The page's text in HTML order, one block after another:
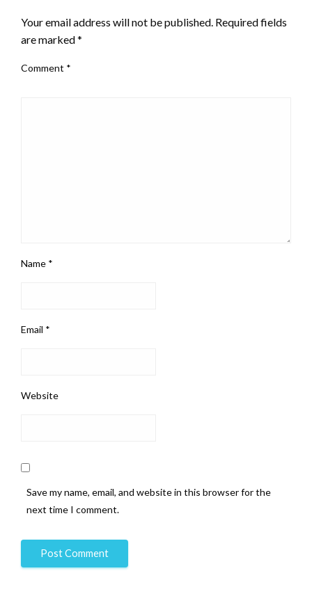
Your email address will not be published. Required fields
are marked*
Comment *
Name *
Email *
Website
Save my name, email, and website in this browser for the
next time I comment.